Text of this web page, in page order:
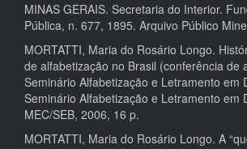
MINAS GERAIS. Secretaria do Interior.
Pública, n. 677, 1895. Arquivo Público
MORTATTI, Maria do Rosário Longo.
de alfabetização no Brasil (conferência de
Seminário Alfabetização e Letramento em
Seminário Alfabetização e Letramento em
MEC/SEB, 2006, 16 p.
MORTATTI, Maria do Rosário Longo. A